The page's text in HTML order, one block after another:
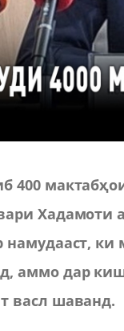
400
намудааст,
аммо дар
васл шаванд.